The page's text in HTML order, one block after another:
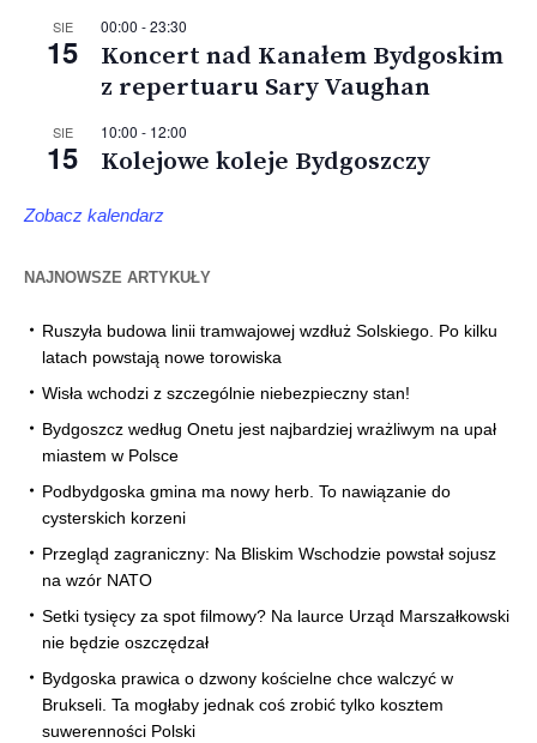
SIE
15
00:00 -23:30
Koncert nad Kanałem Bydgoskim
z repertuaru Sary Vaughan
SIE
15
10:00 - 12:00
Kolejowe koleje Bydgoszczy
Zobacz kalendarz
NAJNOWSZE ARTYKUŁY
Ruszyła budowa linii tramwajowej wzdłuż Solskiego. Po kilku
latach powstają nowe torowiska
Wisła wchodzi z szczególnie niebezpieczny stan!
Bydgoszcz według Onetu jest najbardziej wrażliwym na upał
miastem w Polsce
Podbydgoska gmina ma nowy herb. To nawiązanie do
cysterskich korzeni
Przegląd zagraniczny: Na Bliskim Wschodzie powstał sojusz
na wzór NATO
Setki tysięcy za spot filmowy? Na laurce Urząd Marszałkowski
nie będzie oszczędzał
Bydgoska prawica o dzwony kościelne chce walczyć w
Brukseli. Ta mogłaby jednak coś zrobić tylko kosztem
suwerenności Polski